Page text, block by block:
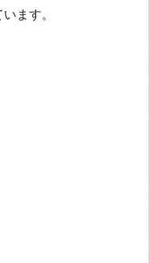
ます。